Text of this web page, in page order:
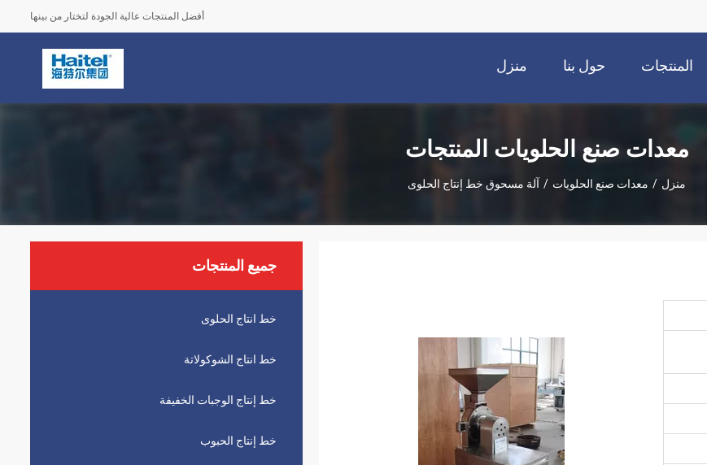
أفضل المنتجات عالية الجودة لتختار من بينها
منزل حول بنا المنتجات
معدات صنع الحلويات المنتجات
منزل / معدات صنع الحلويات / آلة مسحوق خط إنتاج الحلوى
جميع المنتجات
خط انتاج الحلوى
خط انتاج الشوكولاتة
خط إنتاج الوجبات الخفيفة
خط إنتاج الحبوب